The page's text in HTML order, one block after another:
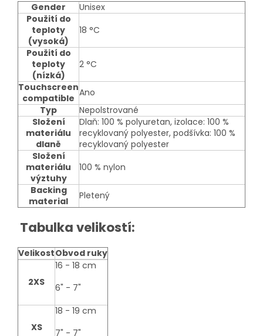
Gender
Unisex
Použití do
teploty
(vysoká)
18 °C
Použití do
teploty
(nízká)
2 °C
Touchscreen
compatible Ano
Typ
Nepolstrované
Složení
materiálu
dlaně
Dlaň: 100 % polyuretan, izolace: 100 %
recyklovaný polyester, podšívka: 100 %
recyklovaný polyester
Složení
materiálu
výztuhy
100 % nylon
Backing
material
Pletený
Tabulka velikostí:
size-
VelikostObvod ruky
2XS
16 - 18 cm
6" - 7"
XS
18 - 19 cm
7" - 7"